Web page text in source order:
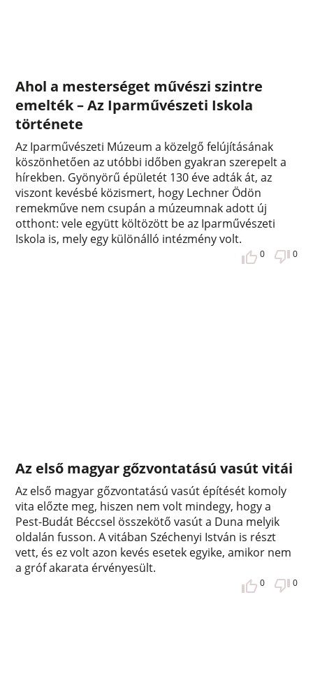
Ahol a mesterséget művészi szintre
emelték – Az Iparművészeti Iskola
története
Az Iparművészeti Múzeum a közelgő felújításának
köszönhetően az utóbbi időben gyakran szerepelt a
hírekben. Gyönyörű épületét 130 éve adták át, az
viszont kevésbé közismert, hogy Lechner Ödön
remekműve nem csupán a múzeumnak adott új
otthont: vele együtt költözött be az Iparművészeti
Iskola is, mely egy különálló intézmény volt.
0 0
Az első magyar gőzvontatású vasút vitái
Az első magyar gőzvontatású vasút építését komoly
vita előzte meg, hiszen nem volt mindegy, hogy a
Pest-Budát Béccsel összekötő vasút a Duna melyik
oldalán fusson. A vitában Széchenyi István is részt
vett, és ez volt azon kevés esetek egyike, amikor nem
a gróf akarata érvényesült.
0 0